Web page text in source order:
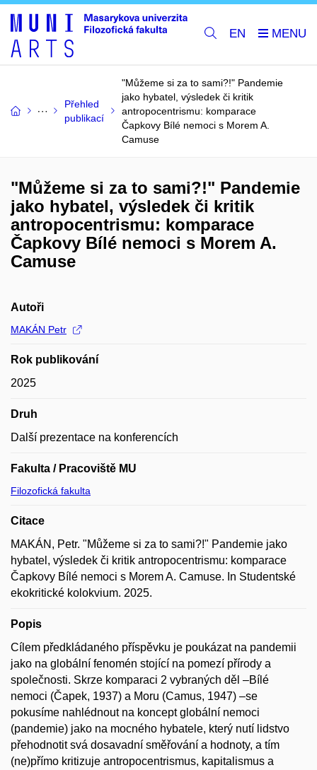
EN
Přehled
publikací
"Můžeme si za to sami?!" Pandemie
jako hybatel, výsledek či kritik
antropocentrismu: komparace
Čapkovy Bílé nemoci s Morem A.
Camuse
"Můžeme si za to sami?!" Pandemie
jako hybatel, výsledek či kritik
antropocentrismu: komparace
Čapkovy Bílé nemoci s Morem A.
Camuse
Autoři
MAKÁN Petr
Rok publikování
2025
Druh
Další prezentace na konferencích
Fakulta / Pracoviště MU
Filozofická fakulta
Citace
MAKÁN, Petr. "Můžeme si za to sami?!" Pandemie jako
hybatel, výsledek či kritik antropocentrismu: komparace
Čapkovy Bílé nemoci s Morem A. Camuse. In Studentské
ekokritické kolokvium. 2025.
Popis
Cílem předkládaného příspěvku je poukázat na pandemii
jako na globální fenomén stojící na pomezí přírody a
společnosti. Skrze komparaci 2 vybraných děl –Bílé
nemoci (Čapek, 1937) a Moru (Camus, 1947) –se
pokusíme nahlédnout na koncept globální nemoci
(pandemie) jako na mocného hybatele, který nutí lidstvo
přehodnotit svá dosavadní směřování a hodnoty, a tím
(ne)přímo kritizuje antropocentrismus, kapitalismus a